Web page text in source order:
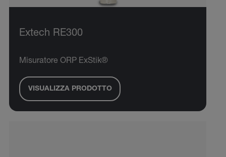
Extech RE300
Misuratore ORP ExStik®
VISUALIZZA PRODOTTO